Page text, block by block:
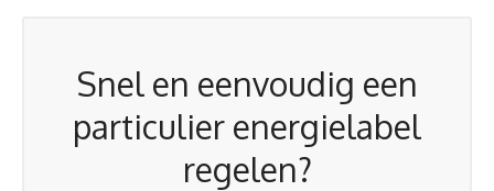
Snel en eenvoudig een
particulier energielabel
regelen?